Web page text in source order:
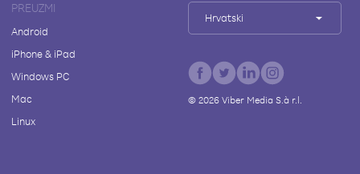
PREUZMI
Android
iPhone & iPad
Windows PC
Mac
Linux
Hrvatski
© 2026Viber Media S.à r.l.